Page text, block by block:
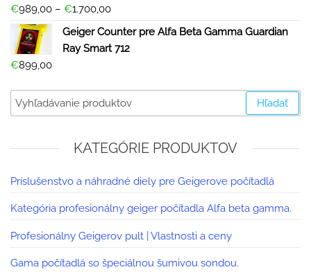
€989,00 – €1.700,00
Geiger Counter pre Alfa Beta Gamma Guardian
Ray Smart 712
€899,00
Hľadať
KATEGÓRIE PRODUKTOV
Príslušenstvo a náhradné diely pre Geigerove počítadlá
Kategória profesionálny geiger počítadla Alfa beta gamma.
Profesionálny Geigerov pult | Vlastnosti a ceny
Gama počítadlá so špeciálnou šumivou sondou.